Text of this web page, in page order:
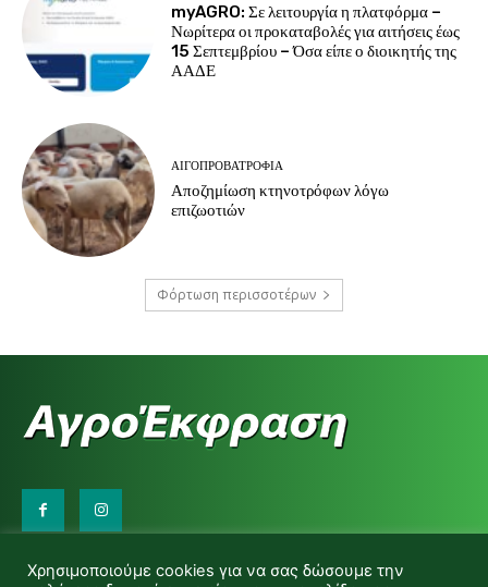
myAGRO: Σε λειτουργία η πλατφόρμα –
Νωρίτερα οι προκαταβολές για αιτήσεις έως
15 Σεπτεμβρίου – Όσα είπε ο διοικητής της
ΑΑΔΕ
ΑΙΓΟΠΡΟΒΑΤΡΟΦΊΑ
Αποζημίωση κτηνοτρόφων λόγω
επιζωοτιών
Φόρτωση περισσοτέρων
d.makas@yahoo.gr
Χρησιμοποιούμε cookies για να σας δώσουμε την